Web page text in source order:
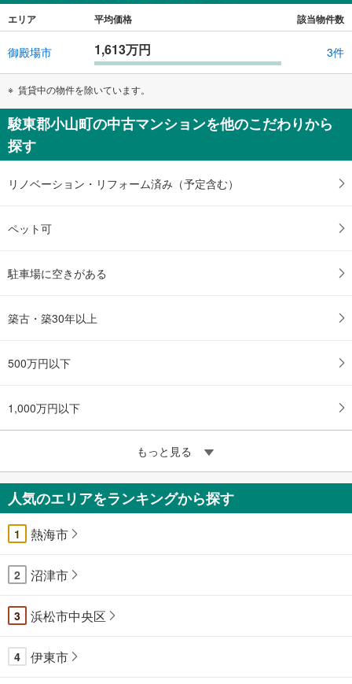
エリア 平均価格 該当物件数
御殿場市 1,613万円 3件
賃貸中の物件を除いています。
駿東郡小山町の中古マンションを他のこだわりから
探す
リノベーション・リフォーム済み（予定含む）
ペット可
駐車場に空きがある
築古・築30年以上
500万円以下
1,000万円以下
もっと見る
人気のエリアをランキングから探す
1 熱海市
2 沼津市
3 浜松市中央区
4 伊東市